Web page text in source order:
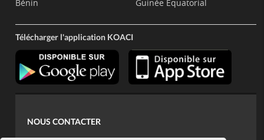
Bénin
Guinée Equatorial
Télécharger l'application KOACI
NOUS CONTACTER